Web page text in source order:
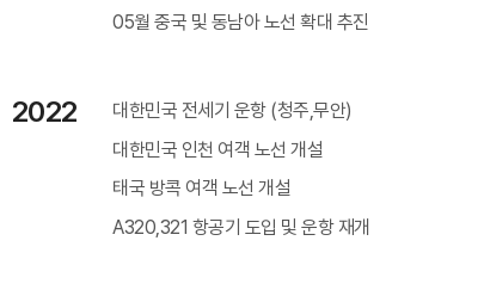
05월 중국 및 동남아 노선 확대 추진
2022
대한민국 전세기 운항 (청주,무안)
대한민국 인천 여객 노선 개설
태국 방콕 여객 노선 개설
A320,321 항공기 도입 및 운항 재개